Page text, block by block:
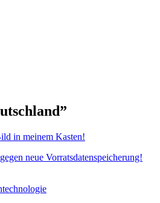
in meinem Kasten!
neue Vorratsdatenspeicherung!